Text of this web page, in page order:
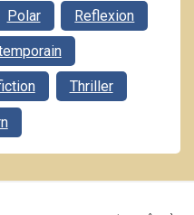
Polar Reflexion
Thriller